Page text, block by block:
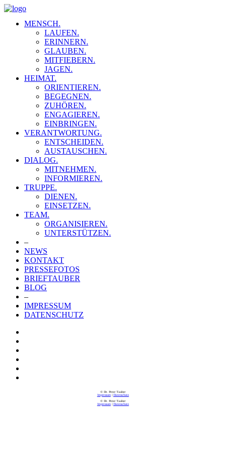
MENSCH.
LAUFEN.
ERINNERN.
GLAUBEN.
MITFIEBERN.
JAGEN.
HEIMAT.
ORIENTIEREN.
BEGEGNEN.
ZUHÖREN.
ENGAGIEREN.
EINBRINGEN.
VERANTWORTUNG.
ENTSCHEIDEN.
AUSTAUSCHEN.
DIALOG.
MITNEHMEN.
INFORMIEREN.
TRUPPE.
DIENEN.
EINSETZEN.
TEAM.
ORGANISIEREN.
UNTERSTÜTZEN.
–
NEWS
KONTAKT
PRESSEFOTOS
BRIEFTAUBER
BLOG
–
IMPRESSUM
DATENSCHUTZ
© Dr. Peter Tauber
Impressum| Datenschutz
© Dr. Peter Tauber
Impressum| Datenschutz